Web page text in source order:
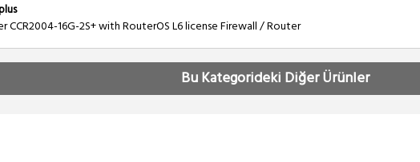
CCR2004-16G-2S+ with RouterOS L6 license Firewall / Router
Bu Kategorideki Diğer Ürünler